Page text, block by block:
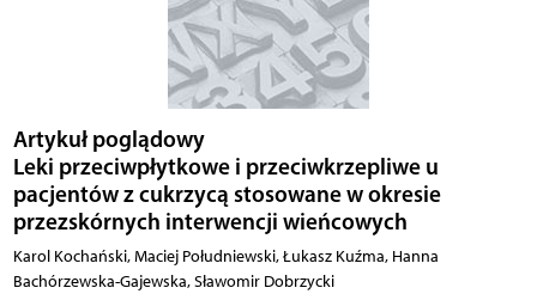
Artykuł poglądowy
Leki przeciwpłytkowe i przeciwkrzepliwe u
pacjentów z cukrzycą stosowane w okresie
przezskórnych interwencji wieńcowych
Karol Kochański, Maciej Południewski, Łukasz Kuźma, Hanna
Bachórzewska-Gajewska, Sławomir Dobrzycki